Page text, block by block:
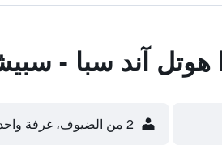
هوتل آند سبا -
2 من الضيوف، غرفة واحدة